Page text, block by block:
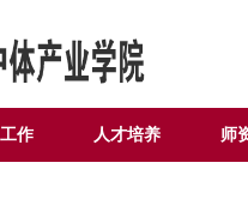
作 人才培养 师